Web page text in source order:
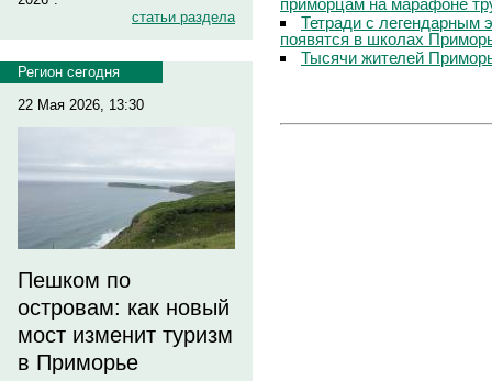
статьи раздела
Регион сегодня
22 Мая 2026, 13:30
Пешком по
островам: как новый
мост изменит туризм
в Приморье
приморцам на марафоне
Тетради с легендарным
появятся в школах
Тысячи жителей